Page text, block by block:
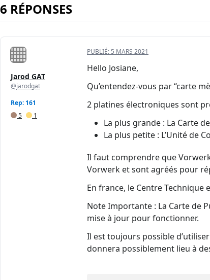
6 RÉPONSES
Jarod GAT
@jarodgat
Rep: 161
5
1
PUBLIÉ: 5 MARS 2021
Hello Josiane,
Qu’entendez-vous par “carte
2 platines électroniques sont
La plus grande : La Carte
La plus petite : L’Unité de
Il faut comprendre que
Vorwerk et sont agréés pour
En france, le Centre Technique
Note Importante : La Carte de
mise à jour pour fonctionner.
Il est toujours possible
donnera possiblement lieu à